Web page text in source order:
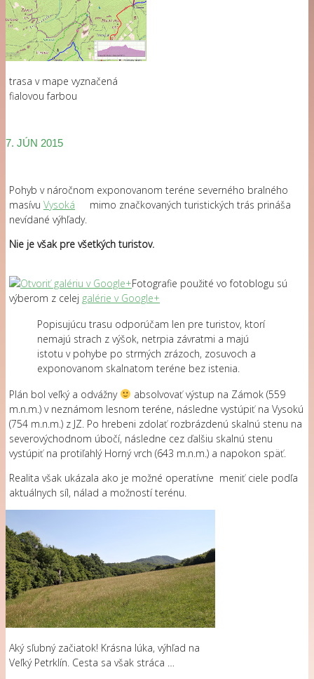
trasa v mape vyznačená
fialovou farbou
7. JÚN 2015
Pohyb v náročnom exponovanom teréne severného bralného
masívu Vysoká
mimo značkovaných turistických trás prináša
nevídané výhľady.
Nie je však pre všetkých turistov.
Fotografie použité vo fotoblogu sú
výberom z celej galérie v Google+
Popisujúcu trasu odporúčam len pre turistov, ktorí
nemajú strach z výšok, netrpia závratmi a majú
istotu v pohybe po strmých zrázoch, zosuvoch a
exponovanom skalnatom teréne bez istenia.
Plán bol veľký a odvážny
absolvovať výstup na Zámok (559
m.n.m.) v neznámom lesnom teréne, následne vystúpiť na Vysokú
(754 m.n.m.) z JZ. Po hrebeni zdolať rozbrázdenú skalnú stenu na
severovýchodnom úbočí, následne cez ďalšiu skalnú stenu
vystúpiť na protiľahlý Horný vrch (643 m.n.m.) a napokon späť.
Realita však ukázala ako je možné operatívne meniť ciele podľa
aktuálnych síl, nálad a možností terénu.
Aký sľubný začiatok! Krásna lúka, výhľad na
Veľký Petrklín. Cesta sa však stráca …